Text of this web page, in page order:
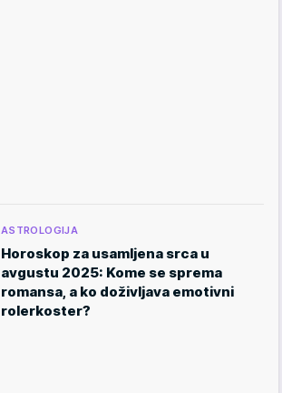
ASTROLOGIJA
Horoskop za usamljena srca u
avgustu 2025: Kome se sprema
romansa, a ko doživljava emotivni
rolerkoster?